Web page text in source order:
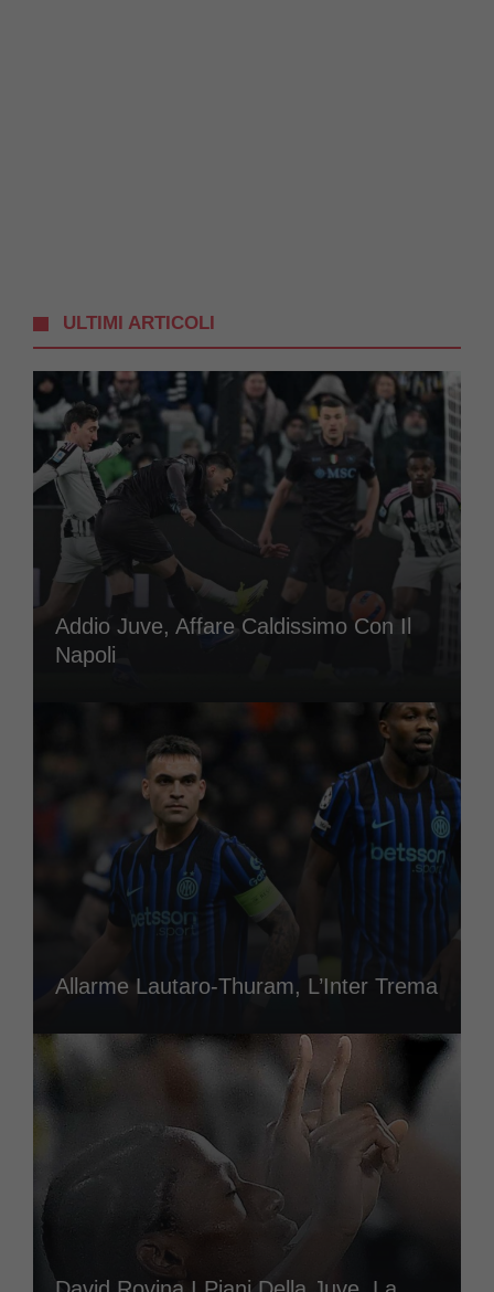
ULTIMI ARTICOLI
Addio Juve, Affare Caldissimo Con Il
Napoli
Allarme Lautaro-Thuram, L’Inter Trema